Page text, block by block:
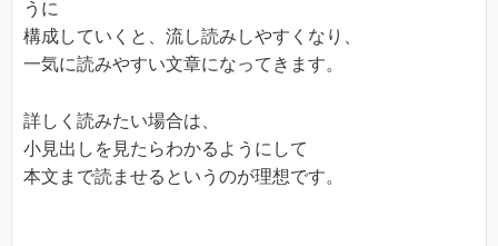
うに
構成していくと、流し読みしやすくなり、
一気に読みやすい文章になってきます。
詳しく読みたい場合は、
小見出しを見たらわかるようにして
本文まで読ませるというのが理想です。